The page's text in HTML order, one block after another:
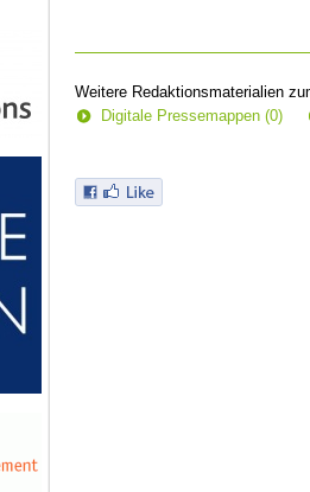
Weitere Redaktionsmaterialien
Digitale Pressemappen (0)